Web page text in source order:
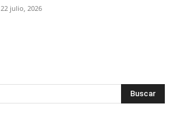
22 julio, 2026
Buscar